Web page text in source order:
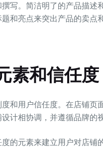
。简洁明了的产品描述
和亮点来突出产品的卖点
素和信任度
和用户信任度。在店铺页
计相协调，并遵循品牌的
元素来建立用户对店铺